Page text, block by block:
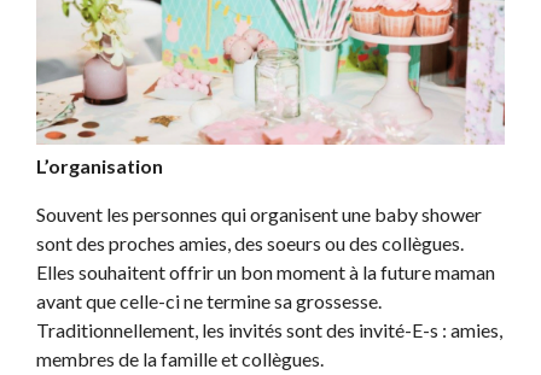
L’organisation
Souvent les personnes qui organisent une baby shower
sont des proches amies, des soeurs ou des collègues.
Elles souhaitent offrir un bon moment à la future maman
avant que celle-ci ne termine sa grossesse.
Traditionnellement, les invités sont des invité-E-s : amies,
membres de la famille et collègues.